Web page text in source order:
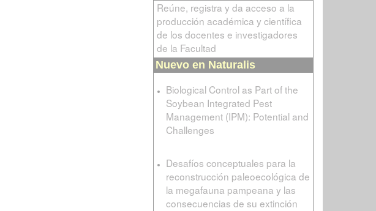
Reúne, registra y da acceso a la
producción académica y científica
de los docentes e investigadores
de la Facultad
Nuevo en Naturalis
Biological Control as Part of the
Soybean Integrated Pest
Management (IPM): Potential and
Challenges
Desafíos conceptuales para la
reconstrucción paleoecológica de
la megafauna pampeana y las
consecuencias de su extinción